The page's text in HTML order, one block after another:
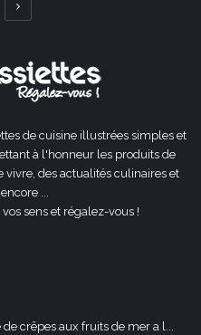
Page
de cuisine illustrées simples et
à l'honneur les produits de
vivre, des actualités culinaires et
...
sens et régalez-vous !
crêpes aux fruits de mer a l...